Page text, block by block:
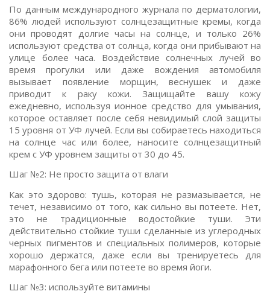
По данным международного журнала по дерматологии,
86% людей используют солнцезащитные кремы, когда
они проводят долгие часы на солнце, и только 26%
используют средства от солнца, когда они прибывают на
улице более часа. Воздействие солнечных лучей во
время прогулки или даже вождения автомобиля
вызывает появление морщин, веснушек и даже
приводит к раку кожи. Защищайте вашу кожу
ежедневно, используя ионное средство для умывания,
которое оставляет после себя невидимый слой защиты
15 уровня от УФ лучей. Если вы собираетесь находиться
на солнце час или более, наносите солнцезащитный
крем с УФ уровнем защиты от 30 до 45.
Шаг №2: Не просто защита от влаги
Как это здорово: тушь, которая не размазывается, не
течет, независимо от того, как сильно вы потеете. Нет,
это не традиционные водостойкие туши. Эти
действительно стойкие туши сделанные из углеродных
черных пигментов и специальных полимеров, которые
хорошо держатся, даже если вы тренируетесь для
марафонного бега или потеете во время йоги.
Шаг №3: используйте витамины